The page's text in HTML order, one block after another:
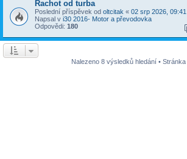
Rachot od turba
Poslední příspěvek od oltcitak « 02 srp 2026, 09:41
Napsal v i30 2016- Motor a převodovka
Odpovědi: 180
Nalezeno 8 výsledků hledání • Stránka